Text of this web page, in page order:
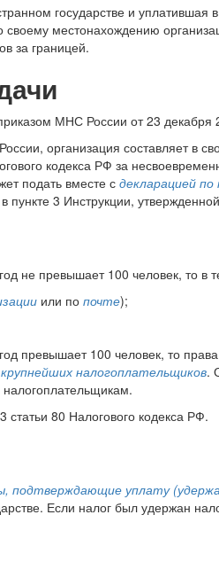
государстве и
местонахождению
за границей.
МНС России от 23
организация составляет в
кодекса РФ за
подать вместе с декларацией по
пункте 3 Инструкции,
не превышает 100 человек, то
или по почте);
превышает 100 человек, то
крупнейших налогоплательщиков.
статьи 80 Налогового кодекса РФ.
подтверждающие уплату
Если налог был удержан